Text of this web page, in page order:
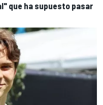
que ha supuesto pasar